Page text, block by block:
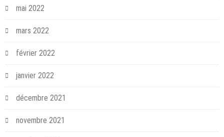
mai 2022
mars 2022
février 2022
janvier 2022
décembre 2021
novembre 2021